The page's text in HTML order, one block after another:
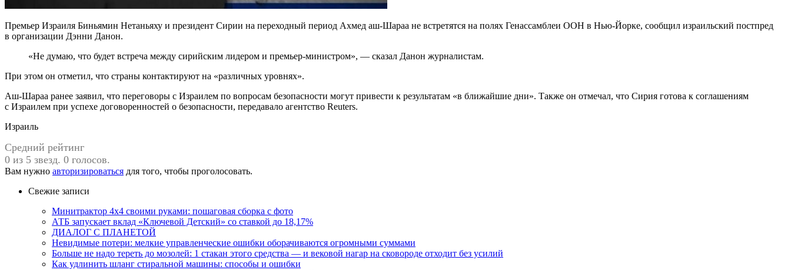
Премьер Израиля Биньямин Нетаньяху и президент Сирии на переходный период Ахмед аш-Шараа не встретятся на полях Генассамблеи ООН в Нью-Йорке, сообщил израильский постпред
в организации Дэнни Данон.
«Не думаю, что будет встреча между сирийским лидером и премьер-министром», — сказал Данон журналистам.
При этом он отметил, что страны контактируют на «различных уровнях».
Аш-Шараа ранее заявил, что переговоры с Израилем по вопросам безопасности могут привести к результатам «в ближайшие дни». Также он отмечал, что Сирия готова к соглашениям
с Израилем при успехе договоренностей о безопасности, передавало агентство Reuters.
Израиль
Средний рейтинг
0 из 5 звезд. 0 голосов.
Вам нужно авторизироваться для того, чтобы проголосовать.
Свежие записи
Минитрактор 4х4 своими руками: пошаговая сборка с фото
АТБ запускает вклад «Ключевой Детский» со ставкой до 18,17%
ДИАЛОГ С ПЛАНЕТОЙ
Невидимые потери: мелкие управленческие ошибки оборачиваются огромными суммами
Больше не надо тереть до мозолей: 1 стакан этого средства — и вековой нагар на сковороде отходит без усилий
Как удлинить шланг стиральной машины: способы и ошибки